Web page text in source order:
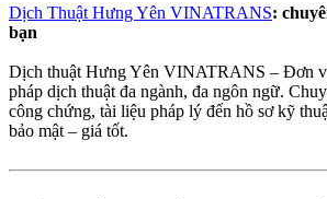
Dịch Thuật Hưng Yên VINATRANS:
bạn
Dịch thuật Hưng Yên VINATRANS – Đơn
pháp dịch thuật đa ngành, đa ngôn ngữ.
công chứng, tài liệu pháp lý đến hồ sơ kỹ
bảo mật – giá tốt.